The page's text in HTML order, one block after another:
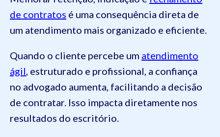
de contratos é uma consequência direta de
um atendimento mais organizado e eficiente.
Quando o cliente percebe um atendimento
ágil, estruturado e profissional, a confiança
no advogado aumenta, facilitando a decisão
de contratar. Isso impacta diretamente nos
resultados do escritório.